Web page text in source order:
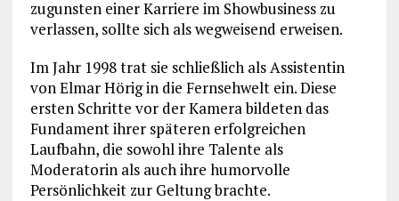
zugunsten einer Karriere im Showbusiness zu
verlassen, sollte sich als wegweisend erweisen.
Im Jahr 1998 trat sie schließlich als Assistentin
von Elmar Hörig in die Fernsehwelt ein. Diese
ersten Schritte vor der Kamera bildeten das
Fundament ihrer späteren erfolgreichen
Laufbahn, die sowohl ihre Talente als
Moderatorin als auch ihre humorvolle
Persönlichkeit zur Geltung brachte.